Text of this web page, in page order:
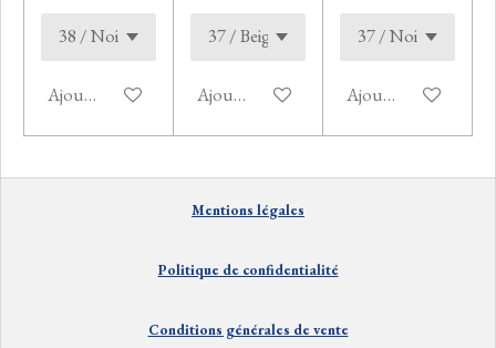
Ajouter au panier Ajouter au panier Ajouter au panier
Mentions légales
Politique de confidentialité
Conditions générales de vente